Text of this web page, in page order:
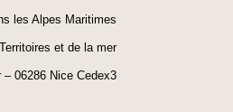
les Alpes Maritimes
et de la mer
06286 Nice Cedex3